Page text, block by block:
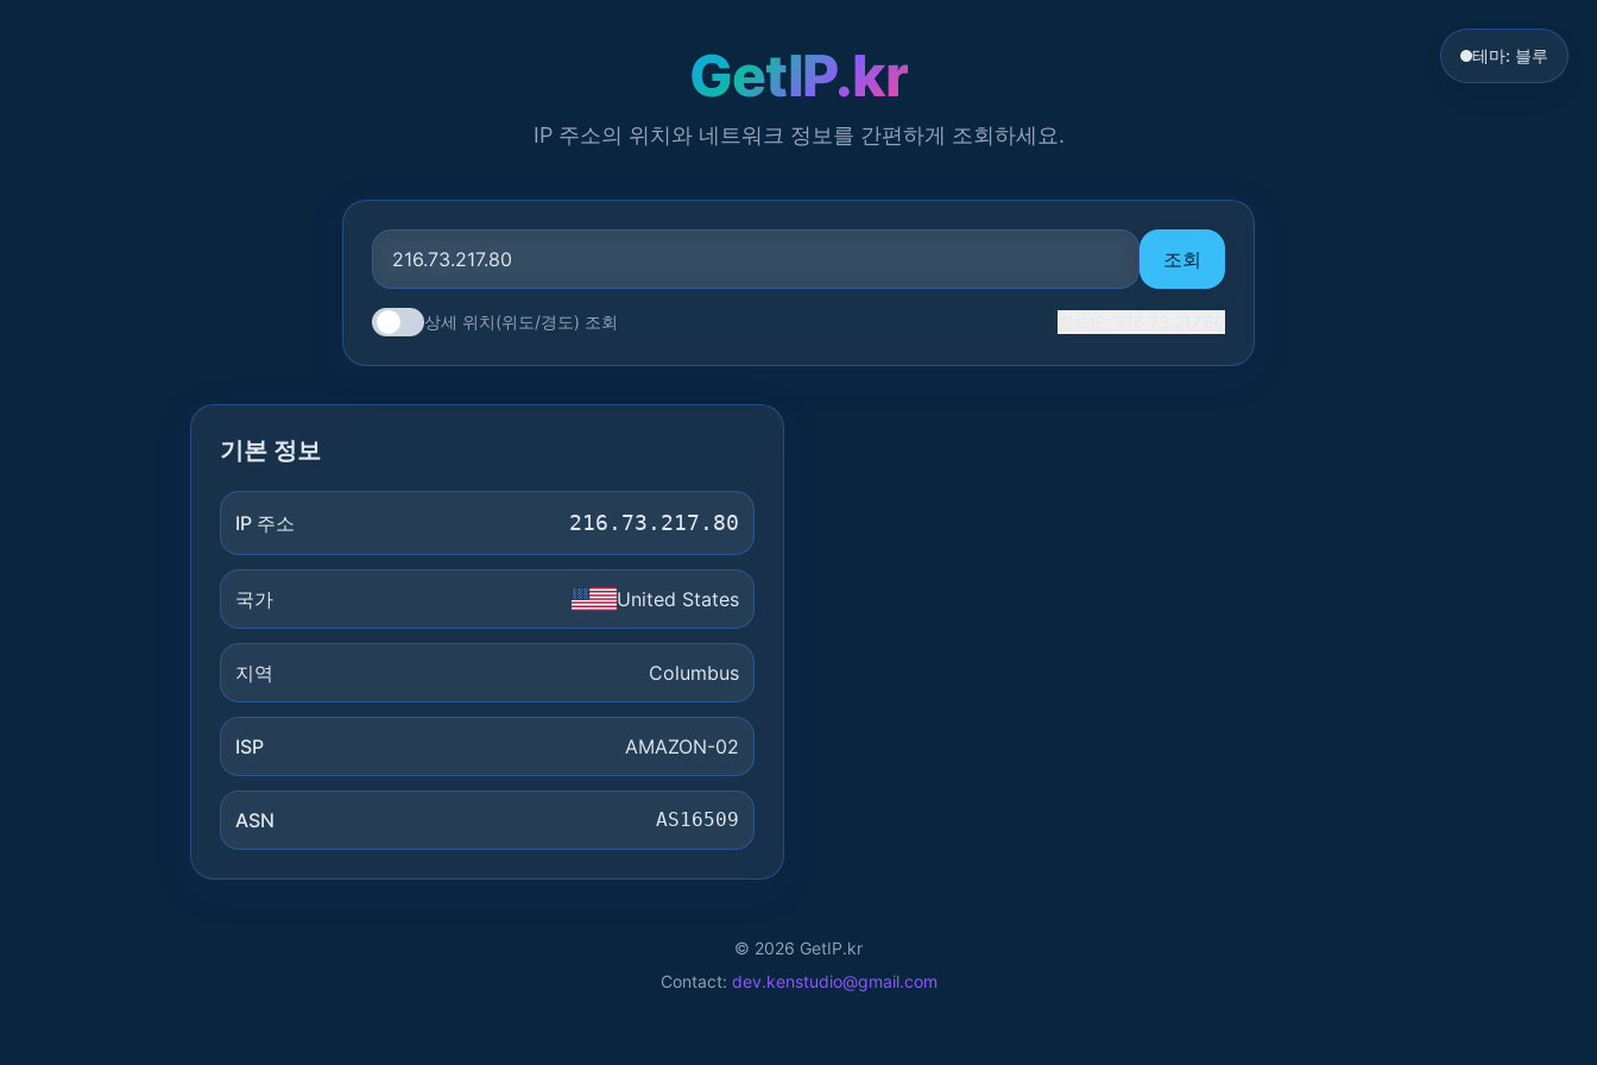
GetIP.kr
IP 주소의 위치와 네트워크 정보를 간편하게 조회하세요.
조회
상세 위치(위도/경도) 조회
기본 정보
IP 주소 216.73.217.80
국가 United States
지역 Columbus
ISP AMAZON-02
ASN AS16509
© 2026 GetIP.kr
Contact: dev.kenstudio@gmail.com
테마: 블루